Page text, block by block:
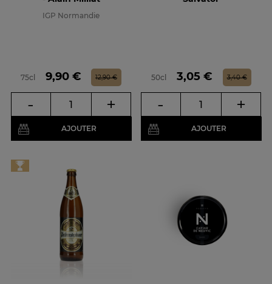
IGP Normandie
75cl Prix
9,90 €Prix de base
12,90 €
- +
AJOUTER
50cl Prix
3,05 €Prix de base
3,40 €
- +
AJOUTER